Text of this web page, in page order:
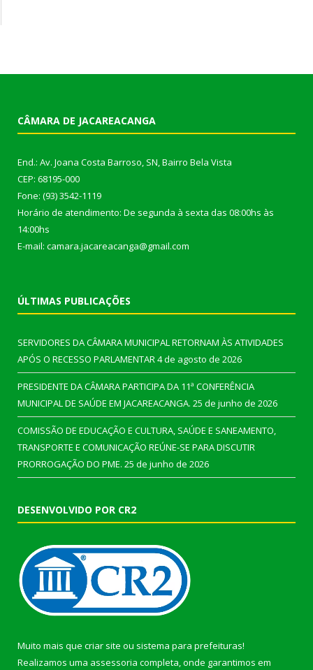
CÂMARA DE JACAREACANGA
End.: Av. Joana Costa Barroso, SN, Bairro Bela Vista
CEP: 68195-000
Fone: (93) 3542-1119
Horário de atendimento: De segunda à sexta das 08:00hs às
14:00hs
E-mail: camara.jacareacanga@gmail.com
ÚLTIMAS PUBLICAÇÕES
SERVIDORES DA CÂMARA MUNICIPAL RETORNAM ÀS ATIVIDADES
APÓS O RECESSO PARLAMENTAR4 de agosto de 2026
PRESIDENTE DA CÂMARA PARTICIPA DA 11ª CONFERÊNCIA
MUNICIPAL DE SAÚDE EM JACAREACANGA. 25 de junho de 2026
COMISSÃO DE EDUCAÇÃO E CULTURA, SAÚDE E SANEAMENTO,
TRANSPORTE E COMUNICAÇÃO REÚNE-SE PARA DISCUTIR
PRORROGAÇÃO DO PME. 25 de junho de 2026
DESENVOLVIDO POR CR2
Muito mais que criar site ou sistema para prefeituras!
Realizamos uma assessoria completa, onde garantimos em